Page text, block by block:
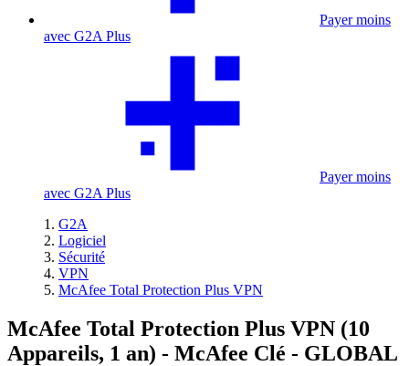
Payer moins
avec G2A Plus
Payer moins
avec G2A Plus
G2A
Logiciel
Sécurité
VPN
McAfee Total Protection Plus VPN
McAfee Total Protection Plus VPN (10
Appareils, 1 an) - McAfee Clé - GLOBAL